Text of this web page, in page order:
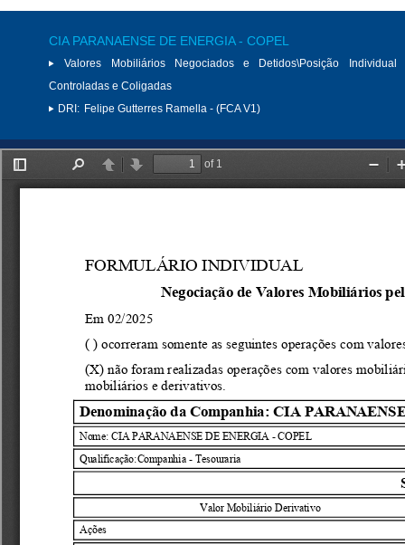
CIA PARANAENSE DE ENERGIA - COPEL
Valores Mobiliários Negociados e Detidos\Posição
Controladas e Coligadas
DRI: Felipe Gutterres Ramella - (FCA V1)